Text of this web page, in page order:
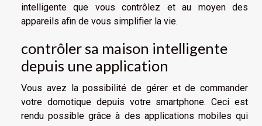
intelligente que vous contrôlez et au moyen des
appareils afin de vous simplifier la vie.
contrôler sa maison intelligente
depuis une application
Vous avez la possibilité de gérer et de commander
votre domotique depuis votre smartphone. Ceci est
rendu possible grâce à des applications mobiles qui